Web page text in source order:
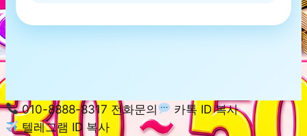
010-8888-8317 전화문의
카톡 ID 복사
텔레그램 ID 복사